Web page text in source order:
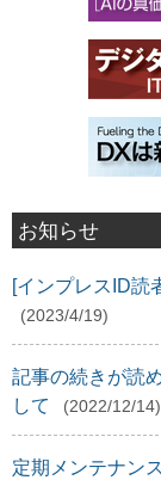
お知らせ
[インプレスID読
(2023/4/19)
記事の続きが読
して
(2022/12/14)
定期メンテナン